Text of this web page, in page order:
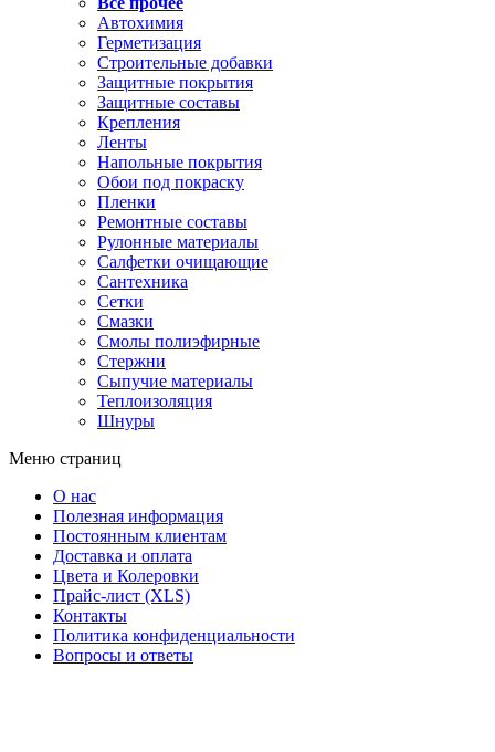
Автохимия
Герметизация
Строительные добавки
Защитные покрытия
Защитные составы
Крепления
Ленты
Напольные покрытия
Обои под покраску
Пленки
Ремонтные составы
Рулонные материалы
Салфетки очищающие
Сантехника
Сетки
Смазки
Смолы полиэфирные
Стержни
Сыпучие материалы
Теплоизоляция
Шнуры
Меню страниц
О нас
Полезная информация
Постоянным клиентам
Доставка и оплата
Цвета и Колеровки
Прайс-лист (XLS)
Контакты
Политика конфиденциальности
Вопросы и ответы